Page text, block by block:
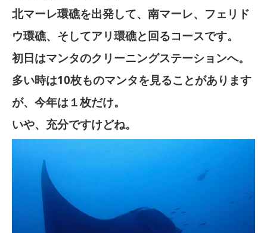
北マーレ環礁を出発して、南マーレ、フェリド
ウ環礁、そしてアリ環礁と回るコースです。
初日はマンタのクリーニングステーションへ。
多い時は10枚ものマンタを見ることがあります
が、今年は１枚だけ。
いや、充分ですけどね。